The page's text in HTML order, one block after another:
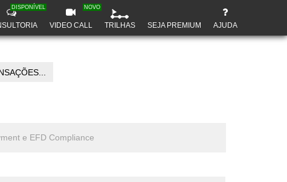
DISPONÍVEL
VIDEO CALL
NOVO
TRILHAS SEJA PREMIUM AJUDA
e EFD Compliance